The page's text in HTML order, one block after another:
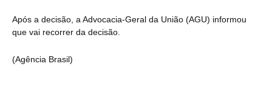
Após a decisão, a Advocacia-Geral da União (AGU) informou
que vai recorrer da decisão.
(Agência Brasil)